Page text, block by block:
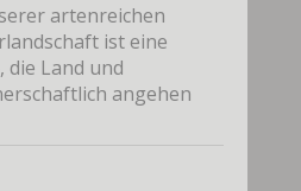
artenreichen
ist eine
die Land und
angehen